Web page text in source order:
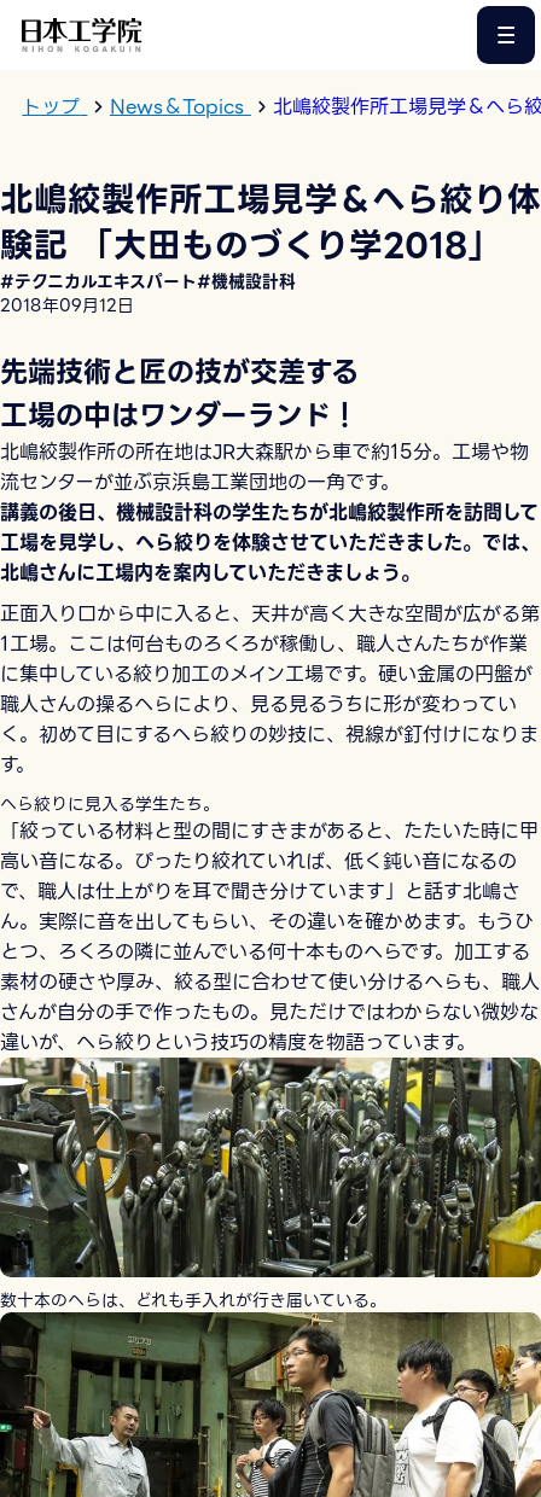
トップ News＆Topics 北嶋絞製作所工場見学＆へら
北嶋絞製作所工場見学＆へら絞り体
験記 「大田ものづくり学2018」
#テクニカルエキスパート#機械設計科
2018年09月12日
先端技術と匠の技が交差する
工場の中はワンダーランド！
北嶋絞製作所の所在地はJR大森駅から車で約15分。工場や物
流センターが並ぶ京浜島工業団地の一角です。
講義の後日、機械設計科の学生たちが北嶋絞製作所を訪問して
工場を見学し、へら絞りを体験させていただきました。では、
北嶋さんに工場内を案内していただきましょう。
正面入り口から中に入ると、天井が高く大きな空間が広がる第
1工場。ここは何台ものろくろが稼働し、職人さんたちが作業
に集中している絞り加工のメイン工場です。硬い金属の円盤が
職人さんの操るへらにより、見る見るうちに形が変わってい
く。初めて目にするへら絞りの妙技に、視線が釘付けになりま
す。
へら絞りに見入る学生たち。
「絞っている材料と型の間にすきまがあると、たたいた時に甲
高い音になる。ぴったり絞れていれば、低く鈍い音になるの
で、職人は仕上がりを耳で聞き分けています」と話す北嶋さ
ん。実際に音を出してもらい、その違いを確かめます。もうひ
とつ、ろくろの隣に並んでいる何十本ものへらです。加工する
素材の硬さや厚み、絞る型に合わせて使い分けるへらも、職人
さんが自分の手で作ったもの。見ただけではわからない微妙な
違いが、へら絞りという技巧の精度を物語っています。
数十本のへらは、どれも手入れが行き届いている。